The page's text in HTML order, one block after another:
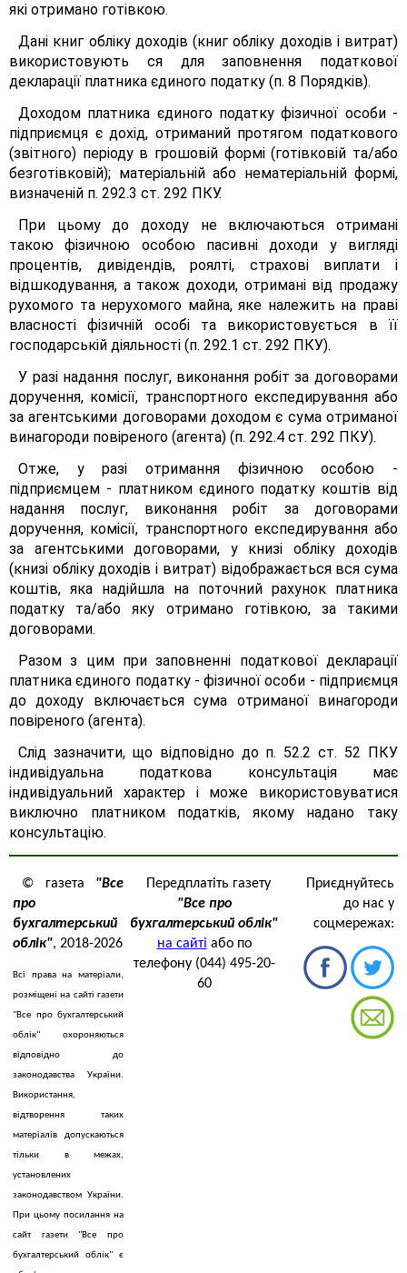
які отримано готівкою.
Дані книг обліку доходів (книг обліку доходів і витрат)
використовують ся для заповнення податкової
декларації платника єдиного податку (п. 8 Порядків).
Доходом платника єдиного податку фізичної особи -
підприємця є дохід, отриманий протягом податкового
(звітного) періоду в грошовій формі (готівковій та/або
безготівковій); матеріальній або нематеріальній формі,
визначеній п. 292.3 ст. 292 ПКУ.
При цьому до доходу не включаються отримані
такою фізичною особою пасивні доходи у вигляді
процентів, дивідендів, роялті, страхові виплати і
відшкодування, а також доходи, отримані від продажу
рухомого та нерухомого майна, яке належить на праві
власності фізичній особі та використовується в її
господарській діяльності (п. 292.1 ст. 292 ПКУ).
У разі надання послуг, виконання робіт за договорами
доручення, комісії, транспортного експедирування або
за агентськими договорами доходом є сума отриманої
винагороди повіреного (агента) (п. 292.4 ст. 292 ПКУ).
Отже, у разі отримання фізичною особою -
підприємцем - платником єдиного податку коштів від
надання послуг, виконання робіт за договорами
доручення, комісії, транспортного експедирування або
за агентськими договорами, у книзі обліку доходів
(книзі обліку доходів і витрат) відображається вся сума
коштів, яка надійшла на поточний рахунок платника
податку та/або яку отримано готівкою, за такими
договорами.
Разом з цим при заповненні податкової декларації
платника єдиного податку - фізичної особи - підприємця
до доходу включається сума отриманої винагороди
повіреного (агента).
Слід зазначити, що відповідно до п. 52.2 ст. 52 ПКУ
індивідуальна податкова консультація має
індивідуальний характер і може використовуватися
виключно платником податків, якому надано таку
консультацію.
© газета "Все
про
бухгалтерський
облік", 2018-2026
Всі права на матеріали,
розміщені на сайті газети
"Все про бухгалтерський
облік" охороняються
відповідно до
законодавства України.
Використання,
відтворення таких
матеріалів допускаються
тільки в межах,
установлених
законодавством України.
При цьому посилання на
сайт газети "Все про
бухгалтерський облік" є
Передплатіть газету
"Все про
бухгалтерський облік"
на сайті або по
телефону (044) 495-20-
60
Приєднуйтесь
до нас у
соцмережах: